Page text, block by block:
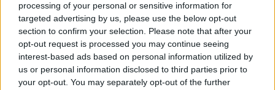
processing of your personal or sensitive information for
targeted advertising by us, please use the below opt-out
section to confirm your selection. Please note that after your
opt-out request is processed you may continue seeing
interest-based ads based on personal information utilized by
us or personal information disclosed to third parties prior to
your opt-out. You may separately opt-out of the further
V Hranické propasti na Přerovsku zemřel při
průzkumném ponoru potápěč
8.8.2026 09:58 | HRANICE (ČTK)
Diskuse: 1
V Hranické propasti, nejhlubší
zatopené jeskyni na světě,
zemřel potápěč. Tragická